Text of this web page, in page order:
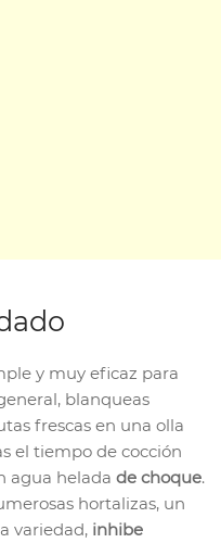
y muy eficaz para
blanqueas
frescas en una olla
el tiempo de cocción
agua helada de choque.
hortalizas, un
variedad, inhibe